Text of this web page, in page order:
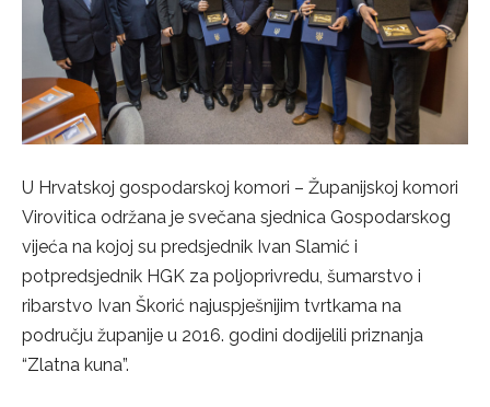
U Hrvatskoj gospodarskoj komori – Županijskoj komori
Virovitica održana je svečana sjednica Gospodarskog
vijeća na kojoj su predsjednik Ivan Slamić i
potpredsjednik HGK za poljoprivredu, šumarstvo i
ribarstvo Ivan Škorić najuspješnijim tvrtkama na
području županije u 2016. godini dodijelili priznanja
“Zlatna kuna”.